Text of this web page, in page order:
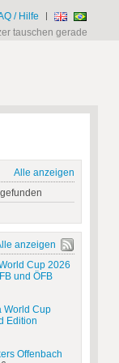
/ Hilfe |
tauschen gerade
Alle anzeigen
anzeigen
Cup 2026
und ÖFB
World Cup
Edition
Offenbach